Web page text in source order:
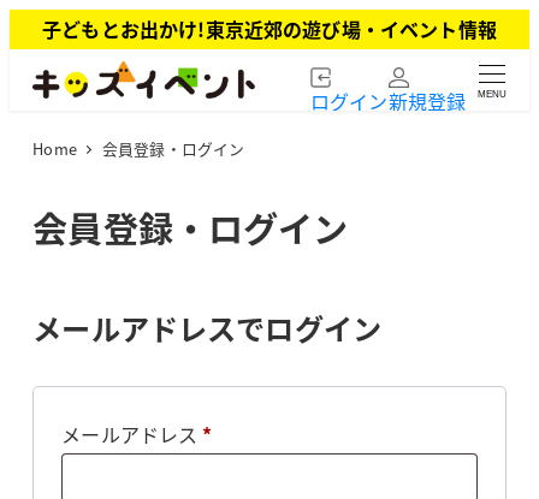
イ
子どもとお出かけ!東京近郊の遊び場・イベント情報
ログイン新規登録 MENU
Home 会員登録・ログイン
会員登録・ログイン
メールアドレスでログイン
メールアドレス *必